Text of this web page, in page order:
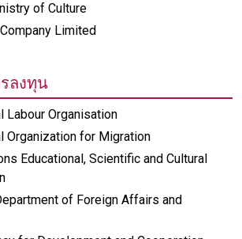
of Culture
Limited
ลงทุน
Labour Organisation
Organization for Migration
Educational, Scientific and Cultural
of Foreign Affairs and